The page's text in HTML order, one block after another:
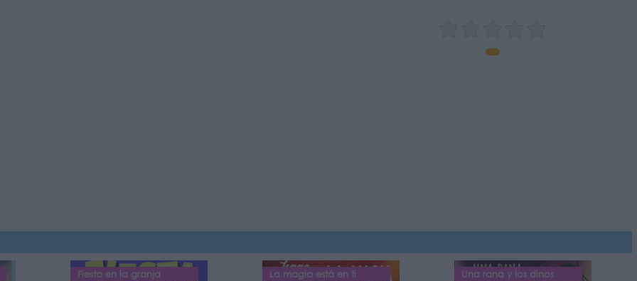
Fiesta en la granja La magia está en ti Una rana y los dinos